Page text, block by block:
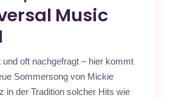
Music
und oft nachgefragt – hier kommt
Sommersong von Mickie
in der Tradition solcher Hits wie